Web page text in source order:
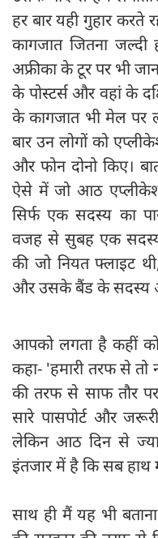
हर बार यही गुहार करते
कागजात जितना
अफ्रीका के टूर पर भी
के पोस्टर्स और वहां के
के कागजात भी मेल पर
बार उन लोगों को
और फोन दोनो किए।
ऐसे में जो आठ
सिर्फ एक सदस्य का
वजह से सुबह एक सदस्य
की जो नियत फ्लाइट
और उसके बैंड के सदस्य
आपको लगता है कहीं
कहा- 'हमारी तरफ से तो
की तरफ से साफ तौर
सारे पासपोर्ट और
लेकिन आठ दिन से
इंतजार में है कि सब
साथ ही मैं यह भी